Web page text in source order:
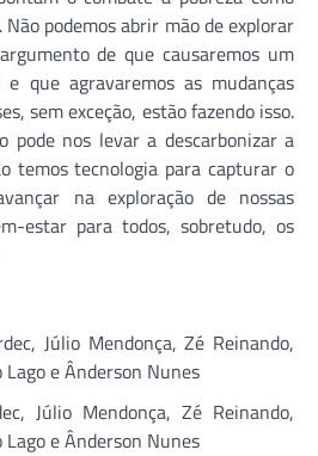
podemos abrir mão de explorar
de que causaremos um
que agravaremos as mudanças
sem exceção, estão fazendo isso.
pode nos levar a descarbonizar a
temos tecnologia para capturar o
na exploração de nossas
estar para todos, sobretudo, os
Júlio Mendonça, Zé Reinando,
e Ânderson Nunes